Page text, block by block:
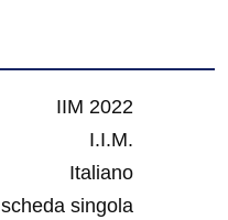
IIM 2022
I.I.M.
Italiano
scheda singola